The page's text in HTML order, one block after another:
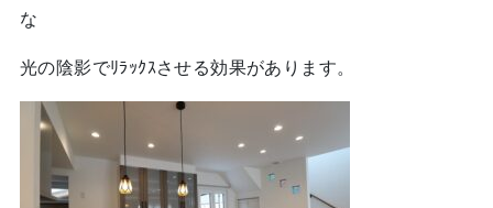
な
光の陰影でﾘﾗｯｸｽさせる効果があります。